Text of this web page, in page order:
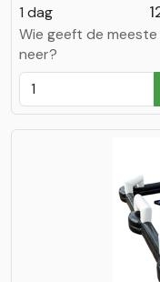
1 dag
Wie geeft de
neer?